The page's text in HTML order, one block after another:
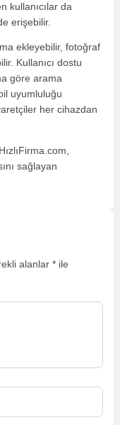
kullanıcılar da
erişebilir.
ekleyebilir, fotoğraf
Kullanıcı dostu
göre arama
uyumluluğu
her cihazdan
sağlayan
alanlar* ile